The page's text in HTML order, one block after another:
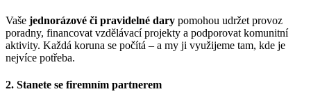
Vaše jednorázové či pravidelné dary pomohou udržet provoz
poradny, financovat vzdělávací projekty a podporovat komunitní
aktivity. Každá koruna se počítá – a my ji využijeme tam, kde je
nejvíce potřeba.
2. Stanete se firemním partnerem